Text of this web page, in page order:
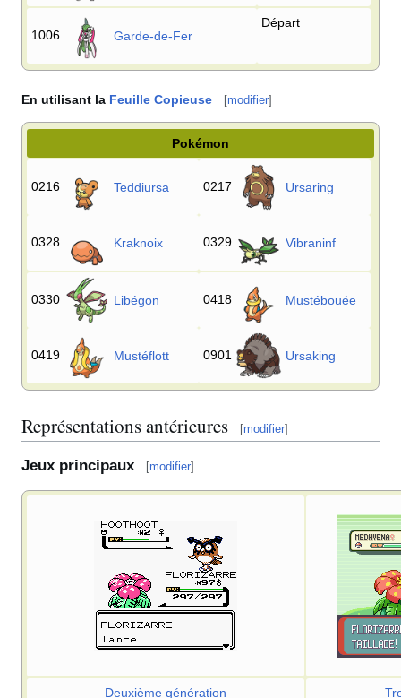
1006 Garde-de-Fer
Départ
En utilisant la Feuille Copieuse [modifier]
Pokémon
0216 Teddiursa 0217 Ursaring
0328 Kraknoix 0329 Vibraninf
0330 Libégon 0418 Mustébouée
0419 Mustéflott 0901 Ursaking
Représentations antérieures [modifier]
Jeux principaux [modifier]
Deuxième génération